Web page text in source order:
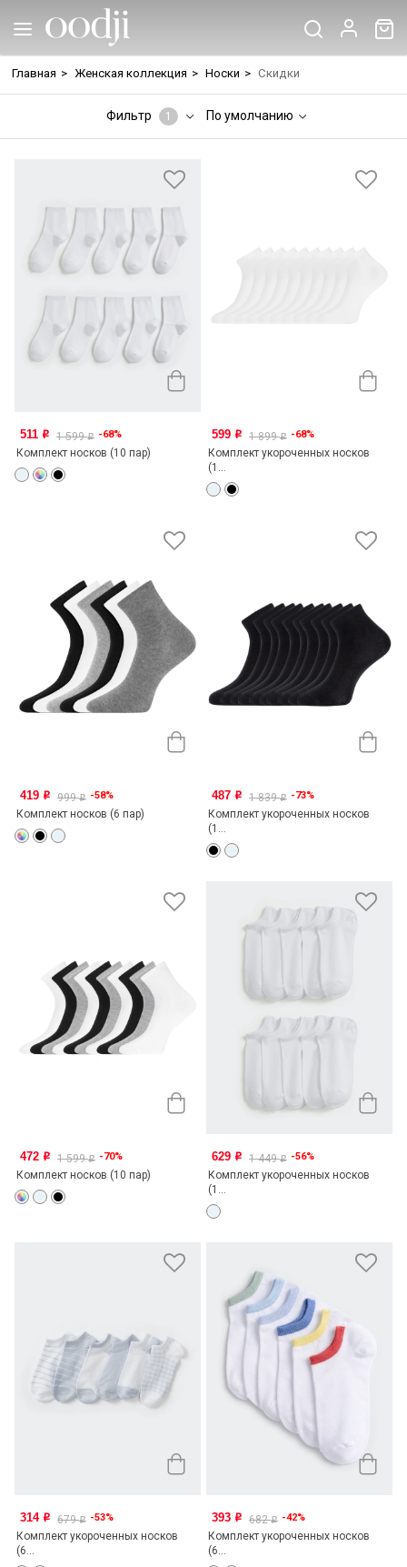
Главная > Женская коллекция > Носки > Скидки
Фильтр 1 По умолчанию
511 o 1 599o -68%
Комплект носков (10 пар)
599 o 1 899o -68%
Комплект укороченных носков
(1...
419 o 999o -58%
Комплект носков (6 пар)
487 o 1 839o -73%
Комплект укороченных носков
(1...
472 o 1 599o -70%
Комплект носков (10 пар)
629 o 1 449o -56%
Комплект укороченных носков
(1...
314 o 679o -53%
Комплект укороченных носков
(6...
393 o 682o -42%
Комплект укороченных носков
(6...